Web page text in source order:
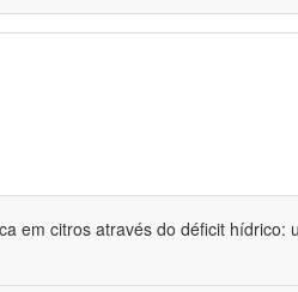
em citros através do déficit hídrico: